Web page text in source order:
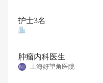
护士3名
肿瘤内科医生
上海好望角医院